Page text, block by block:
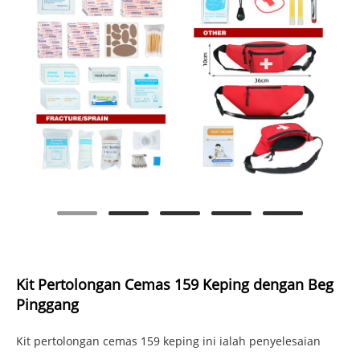
Kit Pertolongan Cemas 159 Keping dengan Beg
Pinggang
Kit pertolongan cemas 159 keping ini ialah penyelesaian